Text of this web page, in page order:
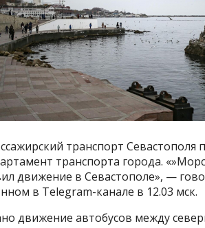
транспорт Севастополя
транспорта города.
движение в Севастополе», —
в Telegram-канале в 12.03 мск.
движение автобусов между